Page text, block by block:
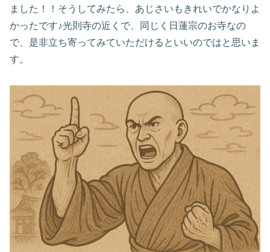
ました！！そうしてみたら、あじさいもきれいでかなりよ
かったです♪光則寺の近くで、同じく日蓮宗のお寺なの
で、是非立ち寄ってみていただけるといいのではと思いま
す。